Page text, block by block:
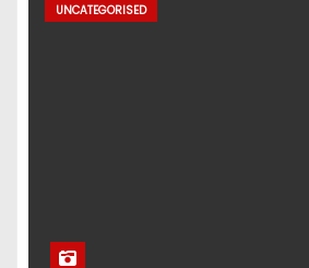
UNCATEGORISED